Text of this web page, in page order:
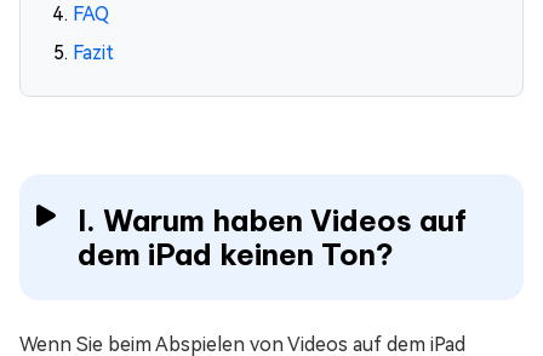
FAQ
Fazit
I. Warum haben Videos auf
dem iPad keinen Ton?
Wenn Sie beim Abspielen von Videos auf dem iPad